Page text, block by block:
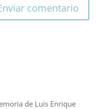
de Luis Enrique